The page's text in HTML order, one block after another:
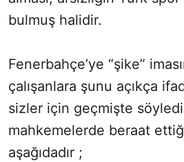
bulmuş halidir.
Fenerbahçe’ye “şike”
çalışanlara şunu açıkça
sizler için geçmişte
mahkemelerde beraat
aşağıdadır ;